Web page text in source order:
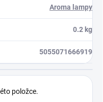
Aroma lampy
0.2 kg
5055071666919
položce.